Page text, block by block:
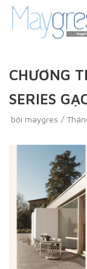
Chuyển
tới
CHƯƠNG
SERIES
bởi maygres